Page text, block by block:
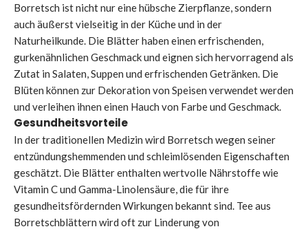
Borretsch ist nicht nur eine hübsche Zierpflanze, sondern
auch äußerst vielseitig in der Küche und in der
Naturheilkunde. Die Blätter haben einen erfrischenden,
gurkenähnlichen Geschmack und eignen sich hervorragend als
Zutat in Salaten, Suppen und erfrischenden Getränken. Die
Blüten können zur Dekoration von Speisen verwendet werden
und verleihen ihnen einen Hauch von Farbe und Geschmack.
Gesundheitsvorteile
In der traditionellen Medizin wird Borretsch wegen seiner
entzündungshemmenden und schleimlösenden Eigenschaften
geschätzt. Die Blätter enthalten wertvolle Nährstoffe wie
Vitamin C und Gamma-Linolensäure, die für ihre
gesundheitsfördernden Wirkungen bekannt sind. Tee aus
Borretschblättern wird oft zur Linderung von